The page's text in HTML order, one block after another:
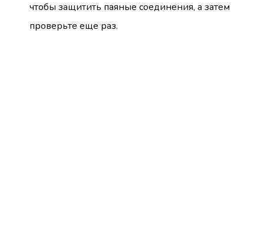
чтобы защитить паяные соединения, а затем
проверьте еще раз.